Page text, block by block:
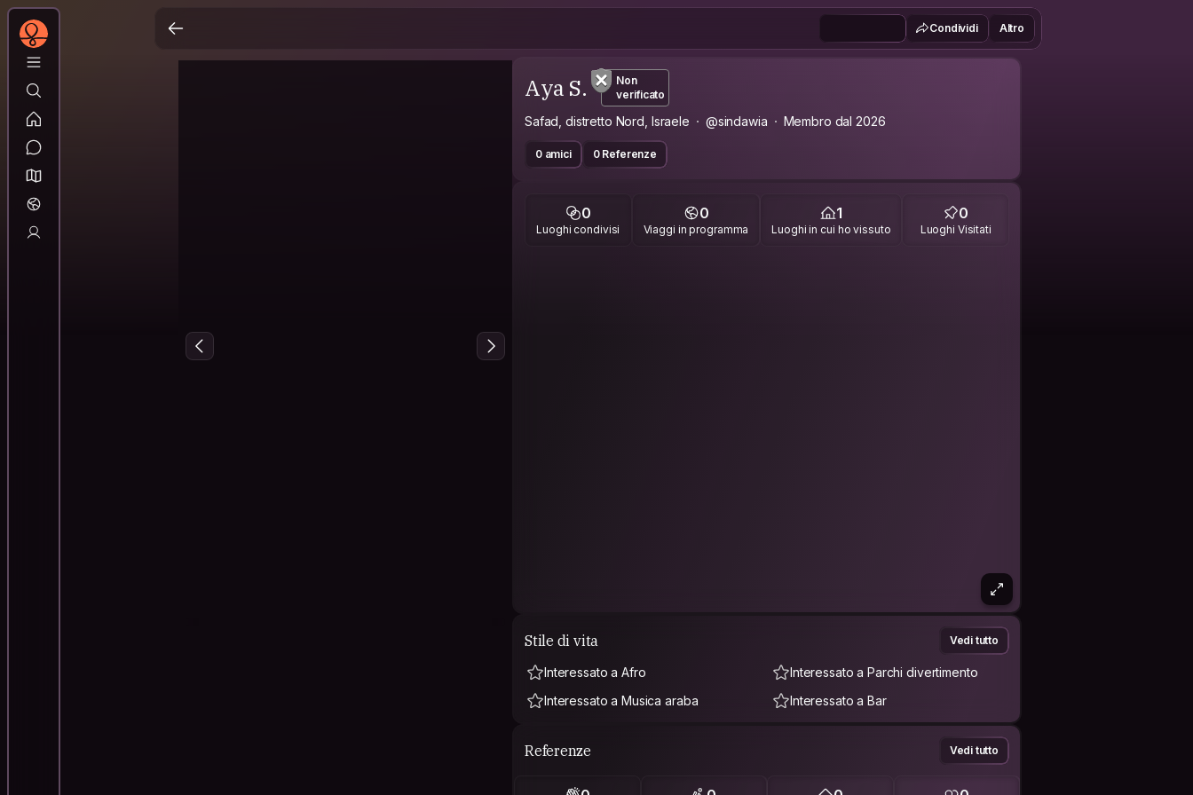
Condividi Altro
Aya S.
Non
verificato
Safad, distretto Nord, Israele @sindawia Membro dal 2026
0 amici 0 Referenze
0
Luoghi condivisi
0
Viaggi in programma
1
Luoghi in cui ho vissuto
0
Luoghi Visitati
Stile di vita Vedi tutto
Interessato a Afro
Interessato a Parchi divertimento
Interessato a Musica araba
Interessato a Bar
Referenze Vedi tutto